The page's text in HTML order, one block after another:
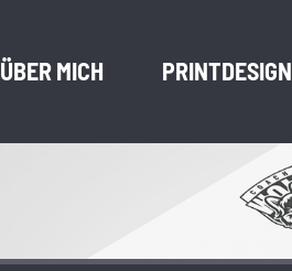
ÜBER MICH PRINTDESIGN